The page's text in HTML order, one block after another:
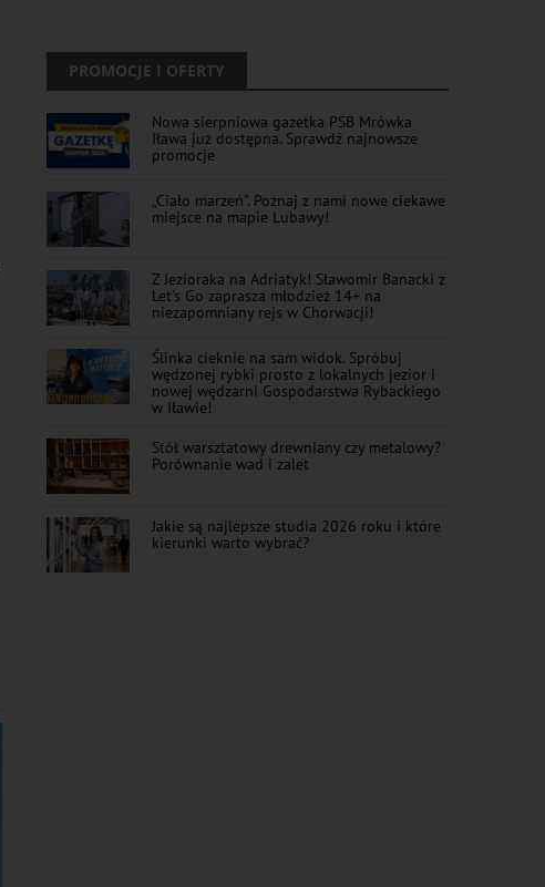
PROMOCJE I OFERTY
Nowa sierpniowa gazetka PSB Mrówka
Iława już dostępna. Sprawdź najnowsze
promocje
„Ciało marzeń”. Poznaj z nami nowe ciekawe
miejsce na mapie Lubawy!
Z Jezioraka na Adriatyk! Sławomir Banacki z
Let's Go zaprasza młodzież 14+ na
niezapomniany rejs w Chorwacji!
Ślinka cieknie na sam widok. Spróbuj
wędzonej rybki prosto z lokalnych jezior i
nowej wędzarni Gospodarstwa Rybackiego
w Iławie!
Stół warsztatowy drewniany czy metalowy?
Porównanie wad i zalet
Jakie są najlepsze studia 2026 roku i które
kierunki warto wybrać?